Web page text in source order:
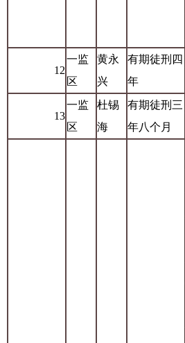
12
一监
区
黄永
兴
有期徒刑四
年
13
一监
区
杜锡
海
有期徒刑三
年八个月